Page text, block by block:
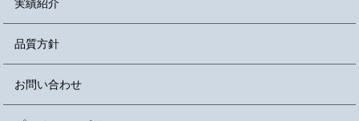
品質方針
お問い合わせ